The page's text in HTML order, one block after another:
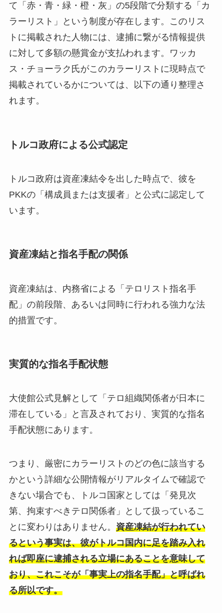
て「赤・青・緑・橙・灰」の5段階で分類する「カ
ラーリスト」という制度が存在します。このリス
トに掲載された人物には、逮捕に繋がる情報提供
に対して多額の懸賞金が支払われます。ワッカ
ス・チョーラク氏がこのカラーリストに現時点で
掲載されているかについては、以下の通り整理さ
れます。
トルコ政府による公式認定
トルコ政府は資産凍結令を出した時点で、彼を
PKKの「構成員または支援者」と公式に認定して
います。
資産凍結と指名手配の関係
資産凍結は、内務省による「テロリスト指名手
配」の前段階、あるいは同時に行われる強力な法
的措置です。
実質的な指名手配状態
大使館公式見解として「テロ組織関係者が日本に
滞在している」と言及されており、実質的な指名
手配状態にあります。
つまり、厳密にカラーリストのどの色に該当する
かという詳細な公開情報がリアルタイムで確認で
きない場合でも、トルコ国家としては「発見次
第、拘束すべきテロ関係者」として扱っているこ
とに変わりはありません。 資産凍結が行われてい
るという事実は、彼がトルコ国内に足を踏み入れ
れば即座に逮捕される立場にあることを意味して
おり、これこそが「事実上の指名手配」と呼ばれ
る所以です。